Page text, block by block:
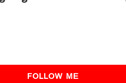
FOLLOW ME